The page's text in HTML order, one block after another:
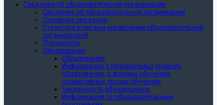
Сведения об образовательной организации
Сведения об образовательной организации
Основные сведения
Структура и органы управления образовательной
организацией
Документы
Образование
Образование
Информация о реализуемых уровнях
образования, о формах обучения,
нормативных сроках обучения
Численность обучающихся
Информация по образовательным